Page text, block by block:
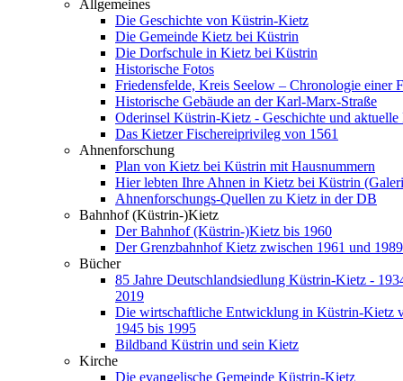
Allgemeines
Die Geschichte von Küstrin-Kietz
Die Gemeinde Kietz bei Küstrin
Die Dorfschule in Kietz bei Küstrin
Historische Fotos
Friedensfelde, Kreis Seelow – Chronologie einer
Historische Gebäude an der Karl-Marx-Straße
Oderinsel Küstrin-Kietz - Geschichte und aktuelle
Das Kietzer Fischereiprivileg von 1561
Ahnenforschung
Plan von Kietz bei Küstrin mit Hausnummern
Hier lebten Ihre Ahnen in Kietz bei Küstrin
Ahnenforschungs-Quellen zu Kietz in der DB
Bahnhof (Küstrin-)Kietz
Der Bahnhof (Küstrin-)Kietz bis 1960
Der Grenzbahnhof Kietz zwischen 1961 und 1989
Bücher
85 Jahre Deutschlandsiedlung Küstrin-Kietz -
2019
Die wirtschaftliche Entwicklung in Küstrin-Kietz
1945 bis 1995
Bildband Küstrin und sein Kietz
Kirche
Die evangelische Gemeinde Küstrin-Kietz